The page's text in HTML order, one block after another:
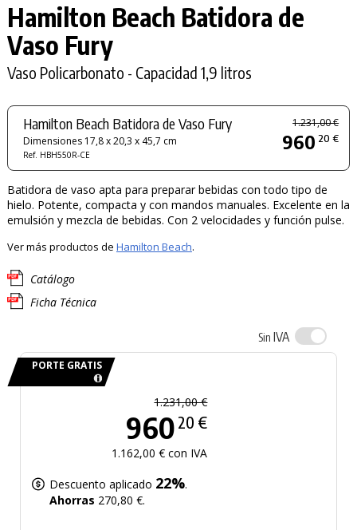
Hamilton Beach Batidora de
Vaso Fury
Vaso Policarbonato - Capacidad 1,9 litros
Hamilton Beach Batidora de Vaso Fury
Dimensiones 17,8 x 20,3 x 45,7 cm
Ref. HBH550R-CE
1.231,00 €
960 20 €
Batidora de vaso apta para preparar bebidas con todo tipo de
hielo. Potente, compacta y con mandos manuales. Excelente en la
emulsión y mezcla de bebidas. Con 2 velocidades y función pulse.
Ver más productos de Hamilton Beach.
Catálogo
Ficha Técnica
Sin IVA
PORTE GRATIS
1.231,00 €
960 20 €
1.162,00 € con IVA
Descuento aplicado 22%.
Ahorras 270,80 €.